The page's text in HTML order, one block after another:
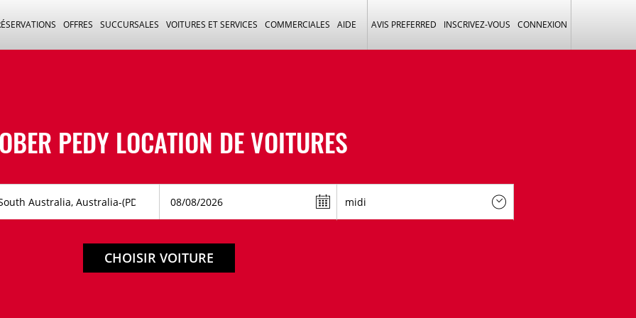
OFFRES SUCCURSALES VOITURES ET SERVICES COMMERCIALES AIDE AVIS PREFERRED INSCRIVEZ-VOUS CONNEXION
PEDY LOCATION DE VOITURES
CHOISIR VOITURE